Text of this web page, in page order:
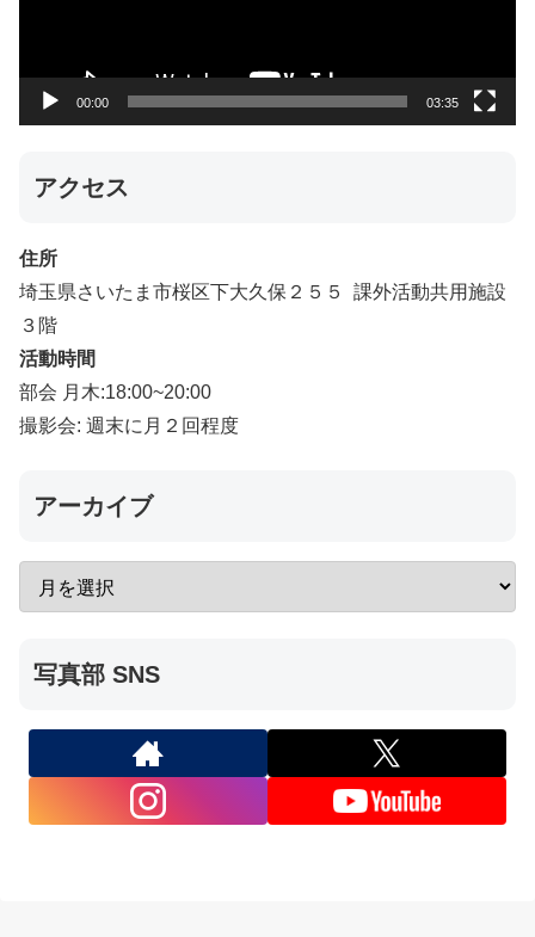
00:00 03:35
アクセス
住所
埼玉県さいたま市桜区下大久保２５５ 課外活動共用施設
３階
活動時間
部会 月木:18:00~20:00
撮影会: 週末に月２回程度
アーカイブ
写真部 SNS